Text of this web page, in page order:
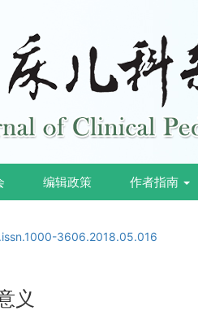
编辑政策 作者指南
3606.2018.05.016
义